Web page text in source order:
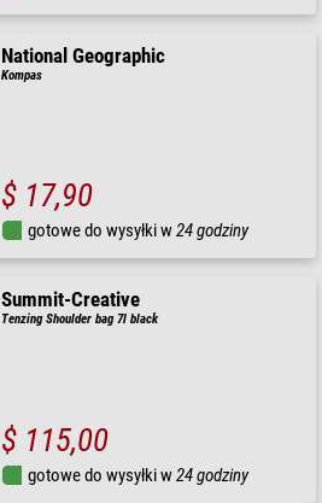
National Geographic
Kompas
$ 17,90
gotowe do wysyłki w24 godziny
Summit-Creative
Tenzing Shoulder bag 7l black
$ 115,00
gotowe do wysyłki w24 godziny